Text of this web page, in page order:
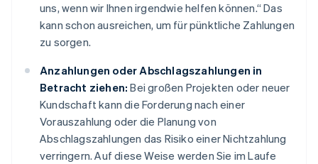
uns, wenn wir Ihnen irgendwie helfen können.“ Das
kann schon ausreichen, um für pünktliche Zahlungen
zu sorgen.
Anzahlungen oder Abschlagszahlungen in
Betracht ziehen: Bei großen Projekten oder neuer
Kundschaft kann die Forderung nach einer
Vorauszahlung oder die Planung von
Abschlagszahlungen das Risiko einer Nichtzahlung
verringern. Auf diese Weise werden Sie im Laufe